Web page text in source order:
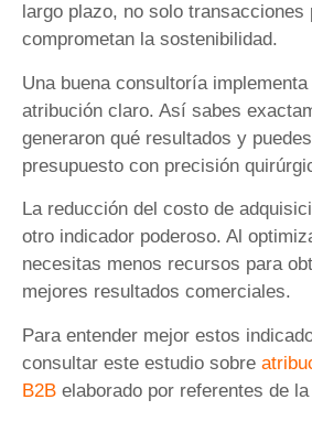
largo plazo, no solo transacciones
comprometan la sostenibilidad.
Una buena consultoría
atribución claro. Así sabes
generaron qué resultados y
presupuesto con precisión
La reducción del costo de
otro indicador poderoso. Al
necesitas menos recursos para
mejores resultados comerciales.
Para entender mejor estos
consultar este estudio sobre
B2B elaborado por referentes de